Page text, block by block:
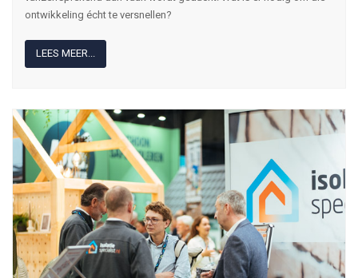
ontwikkeling écht te versnellen?
LEES MEER...